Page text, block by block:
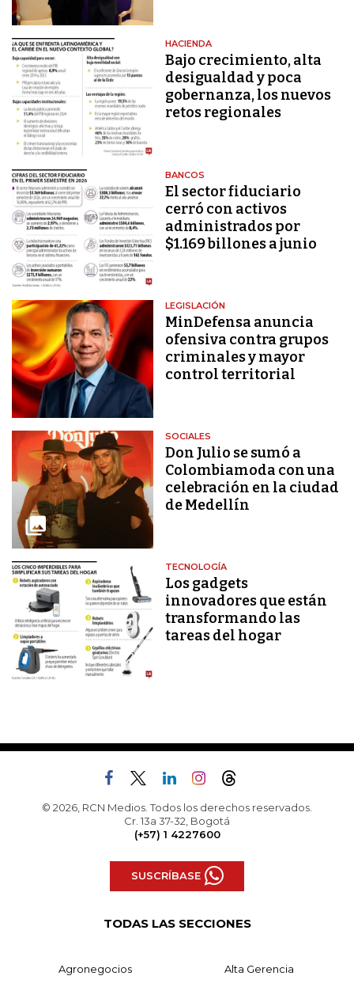
HACIENDA
Bajo crecimiento, alta
desigualdad y poca
gobernanza, los nuevos
retos regionales
BANCOS
El sector fiduciario
cerró con activos
administrados por
$1.169 billones a junio
LEGISLACIÓN
MinDefensa anuncia
ofensiva contra grupos
criminales y mayor
control territorial
SOCIALES
Don Julio se sumó a
Colombiamoda con una
celebración en la ciudad
de Medellín
TECNOLOGÍA
Los gadgets
innovadores que están
transformando las
tareas del hogar
© 2026, RCN Medios. Todos los derechos reservados.
Cr. 13a 37-32, Bogotá
(+57) 1 4227600
SUSCRÍBASE
TODAS LAS SECCIONES
Agronegocios Alta Gerencia